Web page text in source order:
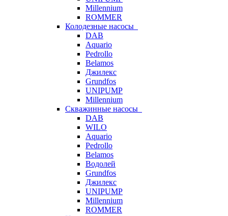
Millennium
ROMMER
Колодезные насосы
DAB
Aquario
Pedrollo
Belamos
Джилекс
Grundfos
UNIPUMP
Millennium
Скважинные насосы
DAB
WILO
Aquario
Pedrollo
Belamos
Водолей
Grundfos
Джилекс
UNIPUMP
Millennium
ROMMER